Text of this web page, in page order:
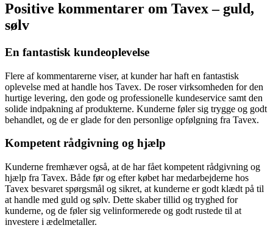
Positive kommentarer om Tavex – guld,
sølv
En fantastisk kundeoplevelse
Flere af kommentarerne viser, at kunder har haft en fantastisk
oplevelse med at handle hos Tavex. De roser virksomheden for den
hurtige levering, den gode og professionelle kundeservice samt den
solide indpakning af produkterne. Kunderne føler sig trygge og godt
behandlet, og de er glade for den personlige opfølgning fra Tavex.
Kompetent rådgivning og hjælp
Kunderne fremhæver også, at de har fået kompetent rådgivning og
hjælp fra Tavex. Både før og efter købet har medarbejderne hos
Tavex besvaret spørgsmål og sikret, at kunderne er godt klædt på til
at handle med guld og sølv. Dette skaber tillid og tryghed for
kunderne, og de føler sig velinformerede og godt rustede til at
investere i ædelmetaller.